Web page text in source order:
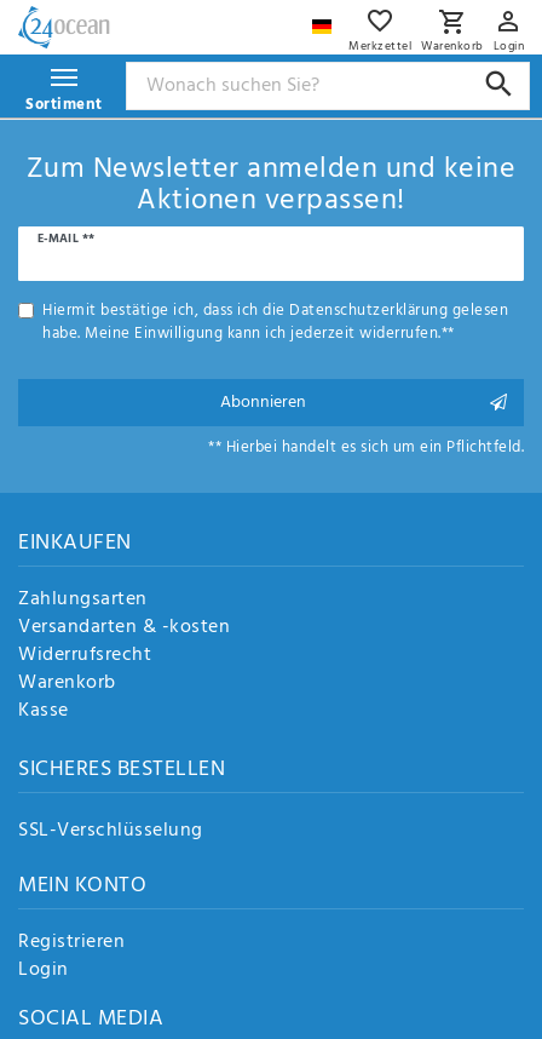
Merkzettel Warenkorb Login
Sortiment
Zum Newsletter anmelden und keine
Aktionen verpassen!
E-MAIL **
Newsletter
Hiermit bestätige ich, dass ich die Daten­schutz­erklärunggelesen
habe. Meine Einwilligung kann ich jederzeit widerrufen.**
Abonnieren
** Hierbei handelt es sich um ein Pflichtfeld.
EINKAUFEN
Zahlungsarten
Versandarten & -kosten
Widerrufsrecht
Warenkorb
Kasse
SICHERES BESTELLEN
SSL-Verschlüsselung
MEIN KONTO
Registrieren
Login
SOCIAL MEDIA